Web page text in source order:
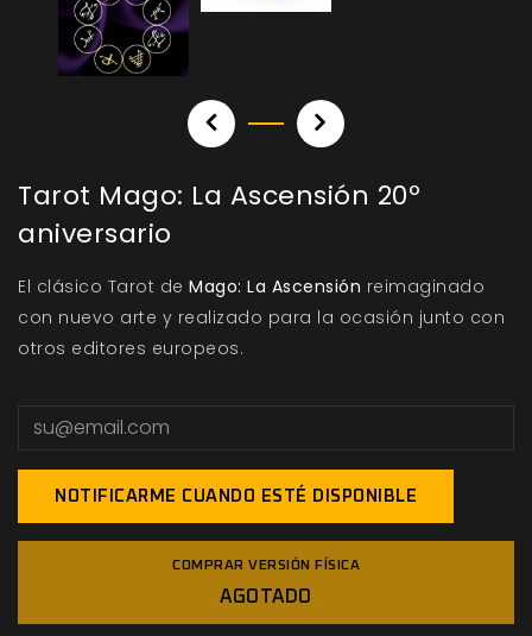
Tarot Mago: La Ascensión 20º
aniversario
El clásico Tarot de Mago: La Ascensión reimaginado
con nuevo arte y realizado para la ocasión junto con
otros editores europeos.
NOTIFICARME CUANDO ESTÉ DISPONIBLE
COMPRAR VERSIÓN FÍSICA
AGOTADO